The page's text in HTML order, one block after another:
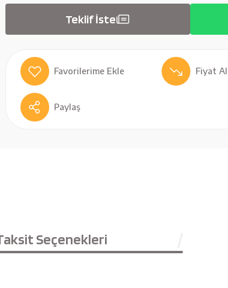
Teklif İste
Fiyat
Paylaş
Seçenekleri